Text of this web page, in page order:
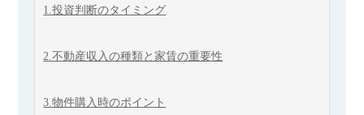
1.投資判断のタイミング
2.不動産収入の種類と家賃の重要性
3.物件購入時のポイント